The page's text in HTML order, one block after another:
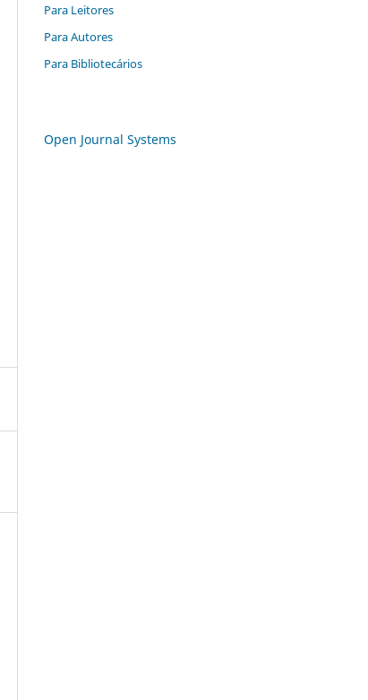
Para Leitores
Para Autores
Para Bibliotecários
Open Journal Systems